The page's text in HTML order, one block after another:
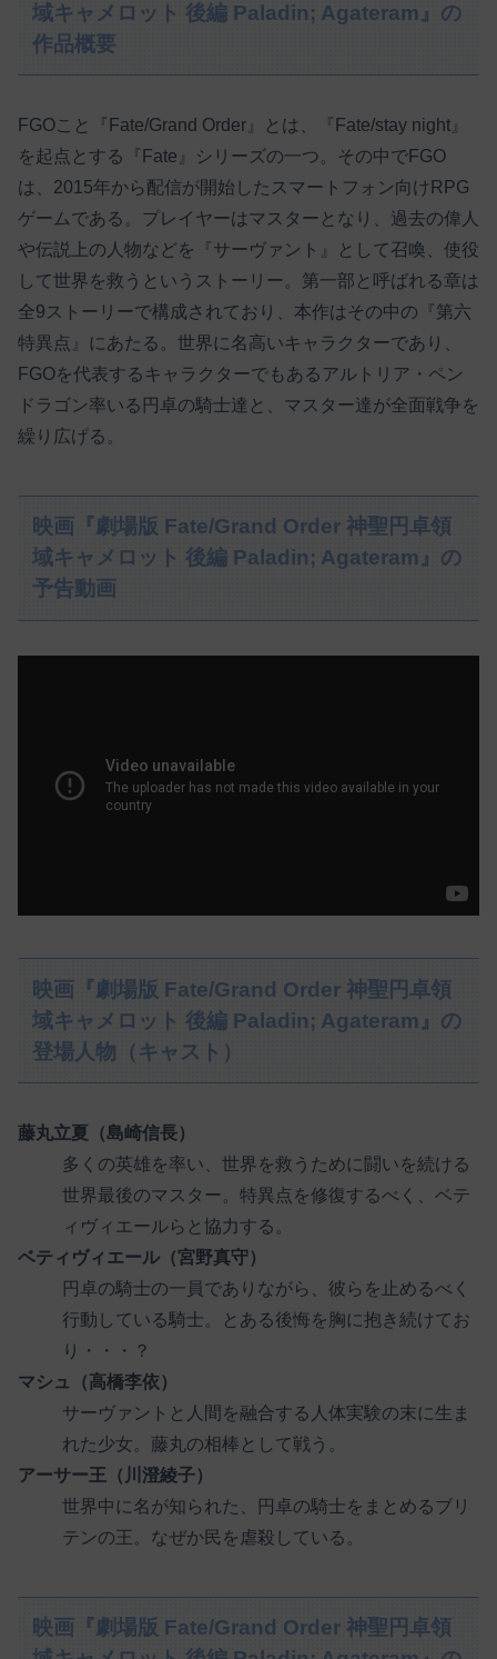
域キャメロット 後編 Paladin; Agateram』の
作品概要
FGOこと『Fate/Grand Order』とは、『Fate/stay night』
を起点とする『Fate』シリーズの一つ。その中でFGO
は、2015年から配信が開始したスマートフォン向けRPG
ゲームである。プレイヤーはマスターとなり、過去の偉人
や伝説上の人物などを『サーヴァント』として召喚、使役
して世界を救うというストーリー。第一部と呼ばれる章は
全9ストーリーで構成されており、本作はその中の『第六
特異点』にあたる。世界に名高いキャラクターであり、
FGOを代表するキャラクターでもあるアルトリア・ペン
ドラゴン率いる円卓の騎士達と、マスター達が全面戦争を
繰り広げる。
映画『劇場版 Fate/Grand Order 神聖円卓領
域キャメロット 後編 Paladin; Agateram』の
予告動画
映画『劇場版 Fate/Grand Order 神聖円卓領
域キャメロット 後編 Paladin; Agateram』の
登場人物（キャスト）
藤丸立夏（島崎信長）
多くの英雄を率い、世界を救うために闘いを続ける
世界最後のマスター。特異点を修復するべく、ベテ
ィヴィエールらと協力する。
ベティヴィエール（宮野真守）
円卓の騎士の一員でありながら、彼らを止めるべく
行動している騎士。とある後悔を胸に抱き続けてお
り・・・？
マシュ（高橋李依）
サーヴァントと人間を融合する人体実験の末に生ま
れた少女。藤丸の相棒として戦う。
アーサー王（川澄綾子）
世界中に名が知られた、円卓の騎士をまとめるブリ
テンの王。なぜか民を虐殺している。
映画『劇場版 Fate/Grand Order 神聖円卓領